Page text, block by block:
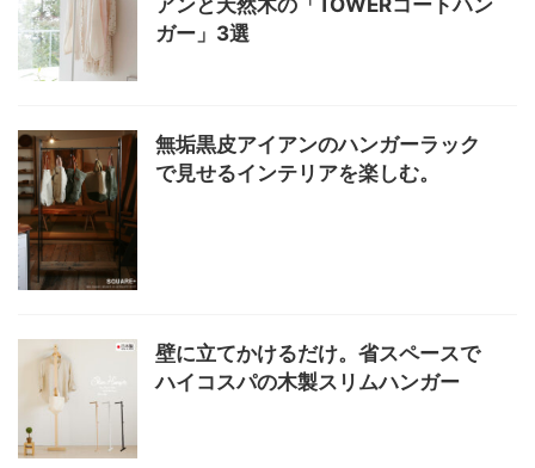
アンと天然木の「TOWERコートハン
ガー」3選
無垢黒皮アイアンのハンガーラック
で見せるインテリアを楽しむ。
壁に立てかけるだけ。省スペースで
ハイコスパの木製スリムハンガー